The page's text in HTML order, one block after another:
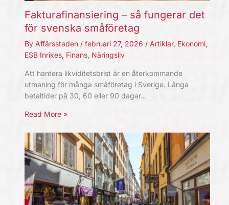
Fakturafinansiering – så fungerar det
för svenska småföretag
By Affärsstaden / februari 27, 2026 / Artiklar, Ekonomi,
ESB Inrikes, Finans, Näringsliv
Att hantera likviditetsbrist är en återkommande
utmaning för många småföretag i Sverige. Långa
betaltider på 30, 60 eller 90 dagar…
Read More »